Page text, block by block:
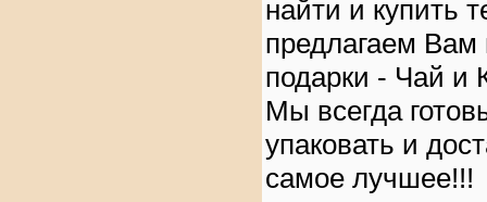
найти и купить
предлагаем
подарки - Чай и
Мы всегда
упаковать и
самое лучшее!!!